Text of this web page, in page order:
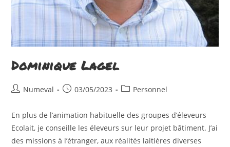
Dominique Lagel
Auteur/autrice
la
publication :
Numeval
Publication
03/05/2023
PostPersonnel
En plus de l’animation habituelle des groupes d’éleveurs
Ecolait, je conseille les éleveurs sur leur projet bâtiment. J’ai
des missions à l’étranger, aux réalités laitières diverses